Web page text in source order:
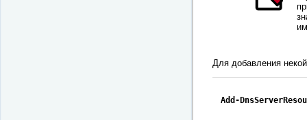
Для добавления
Add-